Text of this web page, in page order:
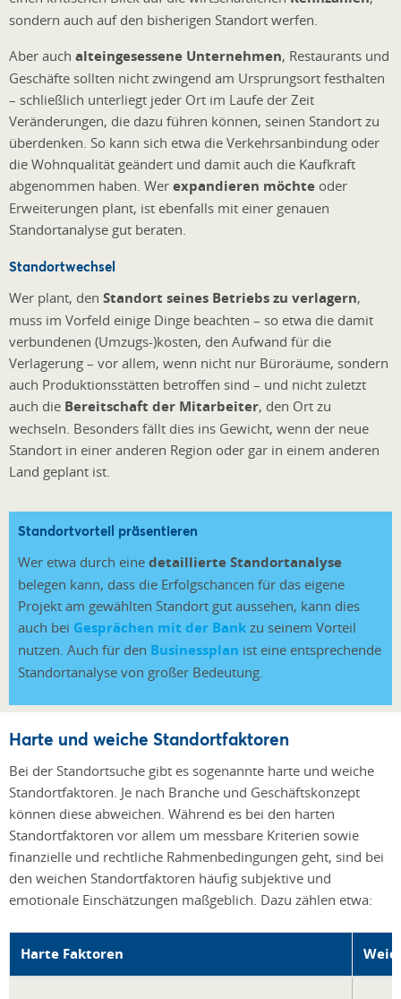
sondern auch auf den bisherigen Standort werfen.
Aber auch alteingesessene Unternehmen, Restaurants und
Geschäfte sollten nicht zwingend am Ursprungsort festhalten
– schließlich unterliegt jeder Ort im Laufe der Zeit
Veränderungen, die dazu führen können, seinen Standort zu
überdenken. So kann sich etwa die Verkehrsanbindung oder
die Wohnqualität geändert und damit auch die Kaufkraft
abgenommen haben. Wer expandieren möchte oder
Erweiterungen plant, ist ebenfalls mit einer genauen
Standortanalyse gut beraten.
Standortwechsel
Wer plant, den Standort seines Betriebs zu verlagern,
muss im Vorfeld einige Dinge beachten – so etwa die damit
verbundenen (Umzugs-)kosten, den Aufwand für die
Verlagerung – vor allem, wenn nicht nur Büroräume, sondern
auch Produktionsstätten betroffen sind – und nicht zuletzt
auch die Bereitschaft der Mitarbeiter, den Ort zu
wechseln. Besonders fällt dies ins Gewicht, wenn der neue
Standort in einer anderen Region oder gar in einem anderen
Land geplant ist.
Standortvorteil präsentieren
Wer etwa durch eine detaillierte Standortanalyse
belegen kann, dass die Erfolgschancen für das eigene
Projekt am gewählten Standort gut aussehen, kann dies
auch bei Gesprächen mit der Bank zu seinem Vorteil
nutzen. Auch für den Businessplan ist eine entsprechende
Standortanalyse von großer Bedeutung.
Harte und weiche Standortfaktoren
Bei der Standortsuche gibt es sogenannte harte und weiche
Standortfaktoren. Je nach Branche und Geschäftskonzept
können diese abweichen. Während es bei den harten
Standortfaktoren vor allem um messbare Kriterien sowie
finanzielle und rechtliche Rahmenbedingungen geht, sind bei
den weichen Standortfaktoren häufig subjektive und
emotionale Einschätzungen maßgeblich. Dazu zählen etwa:
Harte Faktoren